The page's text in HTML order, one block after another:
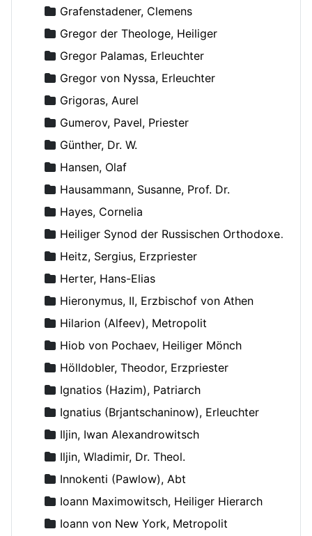
Grafenstadener, Clemens
Gregor der Theologe, Heiliger
Gregor Palamas, Erleuchter
Gregor von Nyssa, Erleuchter
Grigoras, Aurel
Gumerov, Pavel, Priester
Günther, Dr. W.
Hansen, Olaf
Hausammann, Susanne, Prof. Dr.
Hayes, Cornelia
Heiliger Synod der Russischen Orthodoxen Kirche
Heitz, Sergius, Erzpriester
Herter, Hans-Elias
Hieronymus, II, Erzbischof von Athen
Hilarion (Alfeev), Metropolit
Hiob von Pochaev, Heiliger Mönch
Hölldobler, Theodor, Erzpriester
Ignatios (Hazim), Patriarch
Ignatius (Brjantschaninow), Erleuchter
Iljin, Iwan Alexandrowitsch
Iljin, Wladimir, Dr. Theol.
Innokenti (Pawlow), Abt
Ioann Maximowitsch, Heiliger Hierarch
Ioann von New York, Metropolit